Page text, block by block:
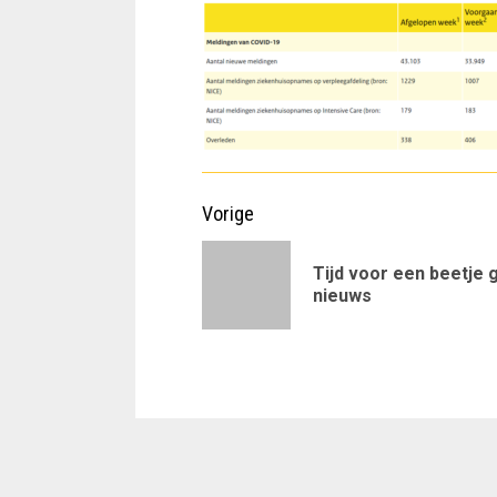
Doorgaan
Vorige
Tijd voor een beetje
nieuws